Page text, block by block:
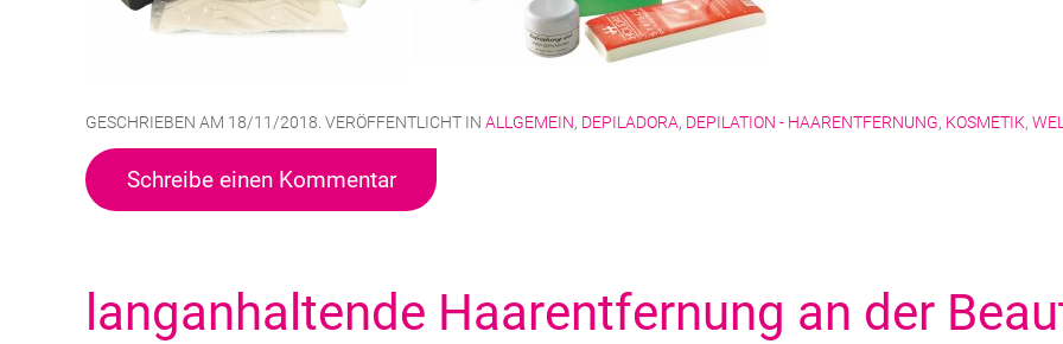
GESCHRIEBEN AM 18/11/2018 . VERÖFFENTLICHT IN ALLGEMEIN, DEPILADORA, DEPILATION - HAARENTFERNUNG, KOSMETIK,
Schreibe einen Kommentar
langanhaltende Haarentfernung an der